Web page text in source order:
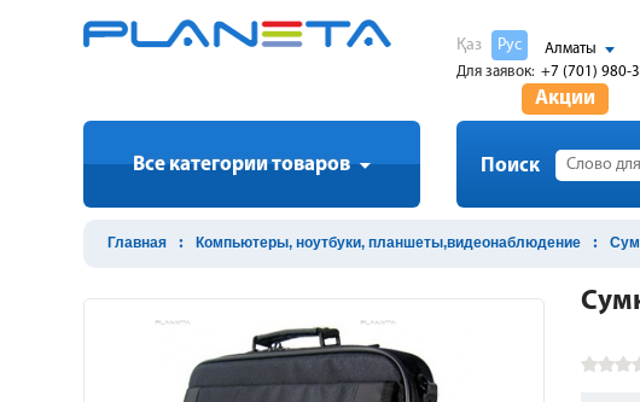
Қаз Рус
Алматы
Для заявок: +7 (701) 980-
Акции
Все категории товаров Поиск
Главная Компьютеры, ноутбуки, планшеты,видеонаблюдение